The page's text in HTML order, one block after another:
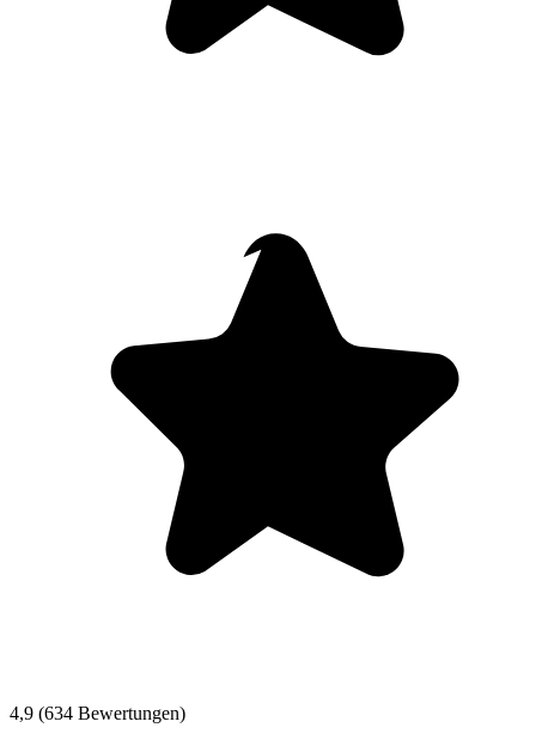
4,9 (634 Bewertungen)